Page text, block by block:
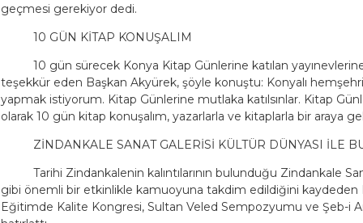
geçmesi gerekiyor dedi.
10 GÜN KİTAP KONUŞALIM
10 gün sürecek Konya Kitap Günlerine katılan
teşekkür eden Başkan Akyürek, şöyle konuştu: Konyalı
yapmak istiyorum. Kitap Günlerine mutlaka katılsınlar. Kitap
olarak 10 gün kitap konuşalım, yazarlarla ve kitaplarla bir araya
ZİNDANKALE SANAT GALERİSİ KÜLTÜR DÜNYASI İLE
Tarihi Zindankalenin kalıntılarının bulunduğu Zindankale
gibi önemli bir etkinlikle kamuoyuna takdim edildiğini
Eğitimde Kalite Kongresi, Sultan Veled Sempozyumu ve Şeb-i